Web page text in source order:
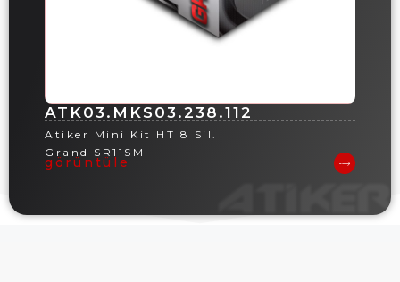
ATK03.MKS03.238.112
Atiker Mini Kit HT 8 Sil.
Grand SR11SM
görüntüle